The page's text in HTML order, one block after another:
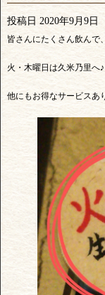
投稿日 2020年9月9日
皆さんにたくさん飲んで
火・木曜日は久米乃里へ♪
他にもお得なサービスあ